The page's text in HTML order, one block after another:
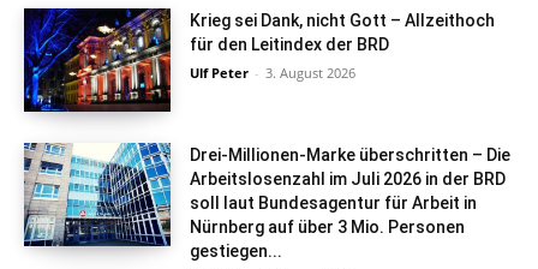
Krieg sei Dank, nicht Gott – Allzeithoch
für den Leitindex der BRD
Ulf Peter - 3. August 2026
Drei-Millionen-Marke überschritten – Die
Arbeitslosenzahl im Juli 2026 in der BRD
soll laut Bundesagentur für Arbeit in
Nürnberg auf über 3 Mio. Personen
gestiegen...